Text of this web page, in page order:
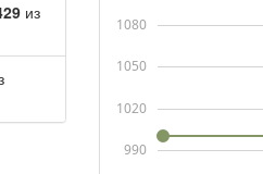
из
990
1020
1050
1080